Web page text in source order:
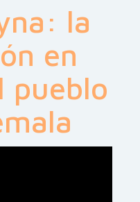
la
en
pueblo